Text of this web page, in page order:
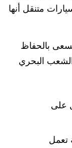
متنقل أنها
بالحفاظ
البحري
على
تعمل